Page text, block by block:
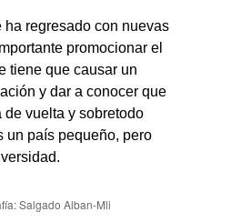
ha regresado con nuevas
promocionar el
tiene que causar un
y dar a conocer que
de vuelta y sobretodo
un país pequeño, pero
Salgado Alban-Mli